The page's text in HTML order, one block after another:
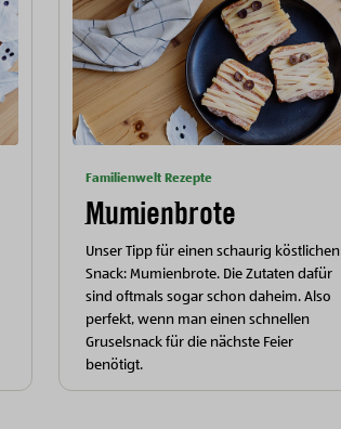
Familienwelt Rezepte
Mumienbrote
Unser Tipp für einen schaurig köstlichen
Snack: Mumienbrote. Die Zutaten dafür
sind oftmals sogar schon daheim. Also
perfekt, wenn man einen schnellen
Gruselsnack für die nächste Feier
benötigt.